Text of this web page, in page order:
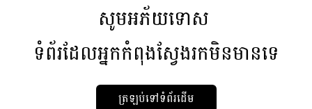
សូមអភ័យទោស
ទំព័រដែលអ្នកកំពុងស្វែងរកមិនមានទេ
ត្រឡប់ទៅទំព័រដើម